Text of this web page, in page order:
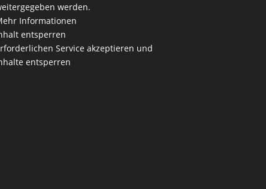
werden.
Informationen
entsperren
Service akzeptieren und
entsperren